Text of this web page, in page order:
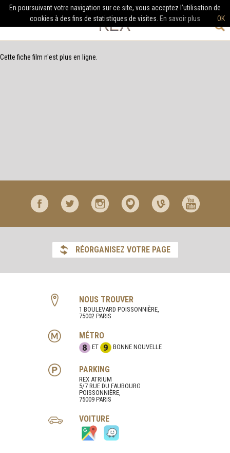
Cette fiche film n'est plus en ligne.
RÉORGANISEZ VOTRE PAGE
NOUS TROUVER
1 BOULEVARD POISSONNIÈRE,
75002 PARIS
MÉTRO
ET BONNE NOUVELLE
PARKING
REX ATRIUM
5/7 RUE DU FAUBOURG
POISSONNIÈRE,
75009 PARIS
VOITURE
OK
En poursuivant votre navigation sur ce site, vous acceptez l’utilisation de
cookies à des fins de statistiques de visites. En savoir plus